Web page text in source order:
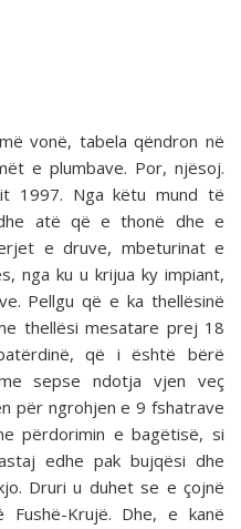
vonë, tabela qëndron në
e plumbave. Por, njësoj.
1997. Nga këtu mund të
atë që e thonë dhe e
e druve, mbeturinat e
nga ku u krijua ky impiant,
Pellgu që e ka thellësinë
thellësi mesatare prej 18
që i është bërë
sepse ndotja vjen veç
për ngrohjen e 9 fshatrave
përdorimin e bagëtisë, si
edhe pak bujqësi dhe
Druri u duhet se e çojnë
Krujë. Dhe, e kanë